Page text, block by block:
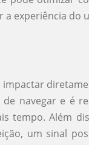
a experiência do
navegar e é
tempo. Além
um sinal